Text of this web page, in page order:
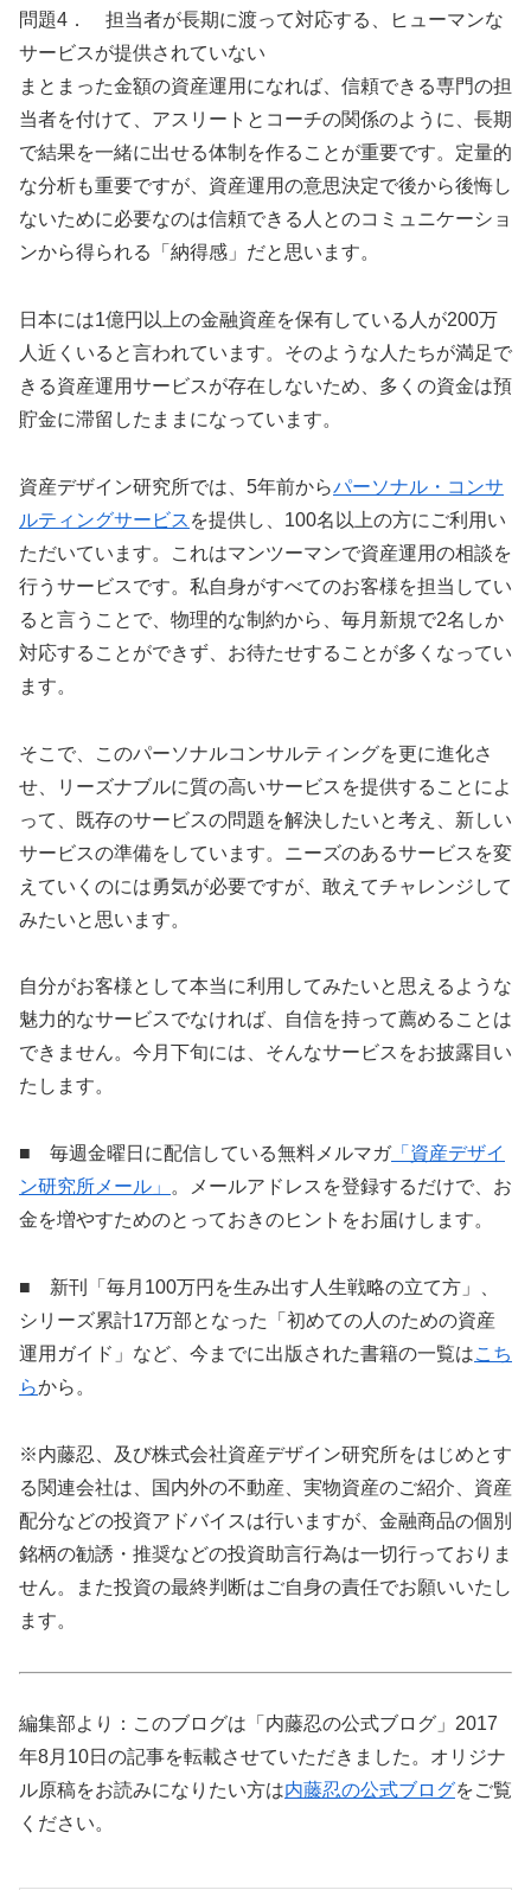
問題4． 担当者が長期に渡って対応する、ヒューマンな
サービスが提供されていない
まとまった金額の資産運用になれば、信頼できる専門の担
当者を付けて、アスリートとコーチの関係のように、長期
で結果を一緒に出せる体制を作ることが重要です。定量的
な分析も重要ですが、資産運用の意思決定で後から後悔し
ないために必要なのは信頼できる人とのコミュニケーショ
ンから得られる「納得感」だと思います。
日本には1億円以上の金融資産を保有している人が200万
人近くいると言われています。そのような人たちが満足で
きる資産運用サービスが存在しないため、多くの資金は預
貯金に滞留したままになっています。
資産デザイン研究所では、5年前からパーソナル・コンサ
ルティングサービス を提供し、100名以上の方にご利用い
ただいています。これはマンツーマンで資産運用の相談を
行うサービスです。私自身がすべてのお客様を担当してい
ると言うことで、物理的な制約から、毎月新規で2名しか
対応することができず、お待たせすることが多くなってい
ます。
そこで、このパーソナルコンサルティングを更に進化さ
せ、リーズナブルに質の高いサービスを提供することによ
って、既存のサービスの問題を解決したいと考え、新しい
サービスの準備をしています。ニーズのあるサービスを変
えていくのには勇気が必要ですが、敢えてチャレンジして
みたいと思います。
自分がお客様として本当に利用してみたいと思えるような
魅力的なサービスでなければ、自信を持って薦めることは
できません。今月下旬には、そんなサービスをお披露目い
たします。
■ 毎週金曜日に配信している無料メルマガ「資産デザイ
ン研究所メール」
。メールアドレスを登録するだけで、お
金を増やすためのとっておきのヒントをお届けします。
■ 新刊「毎月100万円を生み出す人生戦略の立て方」、
シリーズ累計17万部となった「初めての人のための資産
運用ガイド」など、今までに出版された書籍の一覧はこち
らから。
※内藤忍、及び株式会社資産デザイン研究所をはじめとす
る関連会社は、国内外の不動産、実物資産のご紹介、資産
配分などの投資アドバイスは行いますが、金融商品の個別
銘柄の勧誘・推奨などの投資助言行為は一切行っておりま
せん。また投資の最終判断はご自身の責任でお願いいたし
ます。
編集部より：このブログは「内藤忍の公式ブログ」2017
年8月10日の記事を転載させていただきました。オリジナ
ル原稿をお読みになりたい方は内藤忍の公式ブログをご覧
ください。